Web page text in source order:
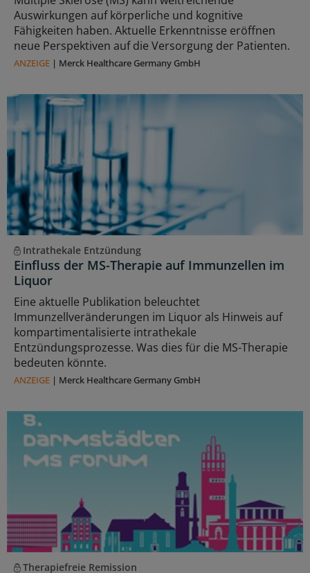
Auswirkungen auf körperliche und kognitive
Fähigkeiten haben. Aktuelle Erkenntnisse eröffnen
neue Perspektiven auf die Versorgung der Patienten.
ANZEIGE | Merck Healthcare Germany GmbH
Intrathekale Entzündung
Einfluss der MS-Therapie auf Immunzellen im
Liquor
Eine aktuelle Publikation beleuchtet
Immunzellveränderungen im Liquor als Hinweis auf
kompartimentalisierte intrathekale
Entzündungsprozesse. Was dies für die MS-Therapie
bedeuten könnte.
ANZEIGE | Merck Healthcare Germany GmbH
Therapiefreie Remission